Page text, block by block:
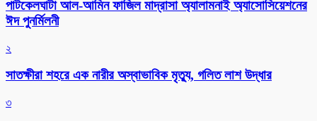
পাটকেলঘাটা আল-আমিন ফাজিল মাদ্রাসা অ্যালামনাই অ্যাসোসিয়েশনের
ঈদ পুনর্মিলনী
২
সাতক্ষীরা শহরে এক নারীর অস্বাভাবিক মৃত্যু, গলিত লাশ উদ্ধার
৩